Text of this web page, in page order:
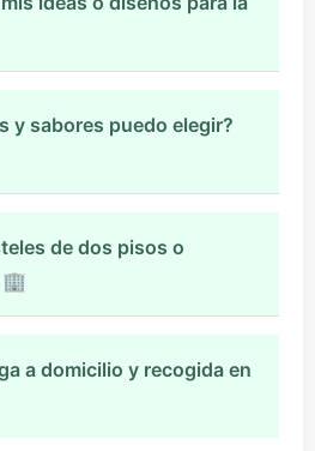
y sabores puedo elegir?
de dos pisos o
🏢
a domicilio y recogida en